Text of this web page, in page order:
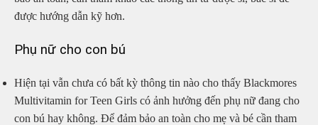
được hướng dẫn kỹ hơn.
Phụ nữ cho con bú
Hiện tại vẫn chưa có bất kỳ thông tin nào cho thấy Blackmores
Multivitamin for Teen Girls có ảnh hưởng đến phụ nữ đang cho
con bú hay không. Để đảm bảo an toàn cho mẹ và bé cần tham